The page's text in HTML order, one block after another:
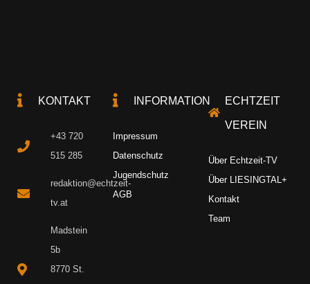
KONTAKT
+43 720
515 285
redaktion@echtzeit-
tv.at
Madstein
5b
8770 St.
INFORMATION
Impressum
Datenschutz
Jugendschutz
AGB
ECHTZEIT
VEREIN
Über Echtzeit-TV
Über LIESINGTAL+
Kontakt
Team